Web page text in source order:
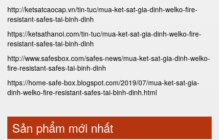
http://ketsatcaocap.vn/tin-tuc/mua-ket-sat-gia-dinh-welko-fire-
resistant-safes-tai-binh-dinh
https://ketsathanoi.com/tin-tuc/mua-ket-sat-gia-dinh-welko-fire-
resistant-safes-tai-binh-dinh
http://www.safesbox.com/safes-news/mua-ket-sat-gia-dinh-welko-
fire-resistant-safes-tai-binh-dinh
https://home-safe-box.blogspot.com/2019/07/mua-ket-sat-gia-
dinh-welko-fire-resistant-safes-tai-binh-dinh.html
Sản phẩm mới nhất